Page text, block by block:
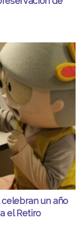
celebran un año
el Retiro